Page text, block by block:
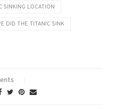
SINKING LOCATION
DID THE TITANIC SINK